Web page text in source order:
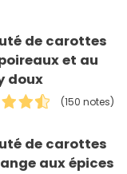
de carottes
et au
doux
(150 notes)
de carottes
aux épices